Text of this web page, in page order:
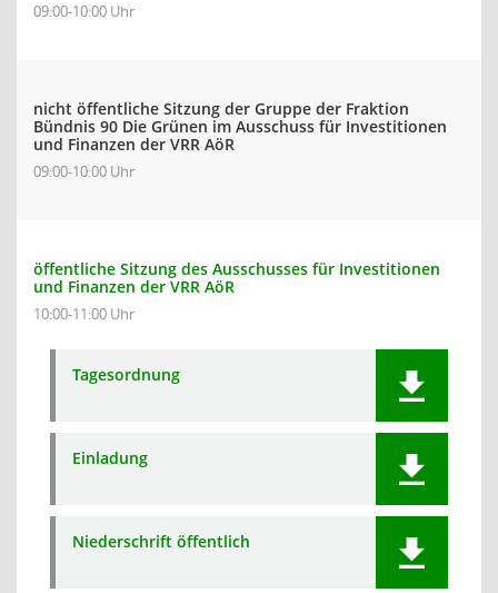
09:00-10:00 Uhr
nicht öffentliche Sitzung der Gruppe der Fraktion
Bündnis 90 Die Grünen im Ausschuss für Investitionen
und Finanzen der VRR AöR
09:00-10:00 Uhr
öffentliche Sitzung des Ausschusses für Investitionen
und Finanzen der VRR AöR
10:00-11:00 Uhr
Tagesordnung
Einladung
Niederschrift öffentlich